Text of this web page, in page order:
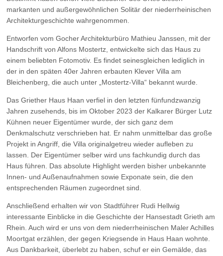
markanten und außergewöhnlichen Solitär der niederrheinischen
Architekturgeschichte wahrgenommen.
Entworfen vom Gocher Architekturbüro Mathieu Janssen, mit der
Handschrift von Alfons Mostertz, entwickelte sich das Haus zu
einem beliebten Fotomotiv. Es findet seinesgleichen lediglich in
der in den späten 40er Jahren erbauten Klever Villa am
Bleichenberg, die auch unter „Mostertz-Villa“ bekannt wurde.
Das Griether Haus Haan verfiel in den letzten fünfundzwanzig
Jahren zusehends, bis im Oktober 2023 der Kalkarer Bürger Lutz
Kühnen neuer Eigentümer wurde, der sich ganz dem
Denkmalschutz verschrieben hat. Er nahm unmittelbar das große
Projekt in Angriff, die Villa originalgetreu wieder aufleben zu
lassen. Der Eigentümer selber wird uns fachkundig durch das
Haus führen. Das absolute Highlight werden bisher unbekannte
Innen- und Außenaufnahmen sowie Exponate sein, die den
entsprechenden Räumen zugeordnet sind.
Anschließend erhalten wir von Stadtführer Rudi Hellwig
interessante Einblicke in die Geschichte der Hansestadt Grieth am
Rhein. Auch wird er uns von dem niederrheinischen Maler Achilles
Moortgat erzählen, der gegen Kriegsende in Haus Haan wohnte.
Aus Dankbarkeit, überlebt zu haben, schuf er ein Gemälde, das